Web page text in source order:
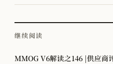
继续阅读
MMOG V6解读之146 |供应商